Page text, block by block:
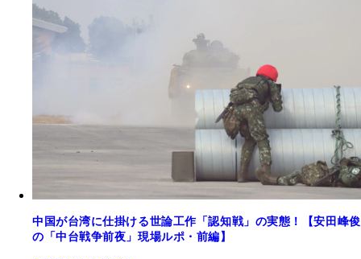
中国が台湾に仕掛ける世論工作「認知戦」の実態！【安田峰俊
の「中台戦争前夜」現場ルポ・前編】